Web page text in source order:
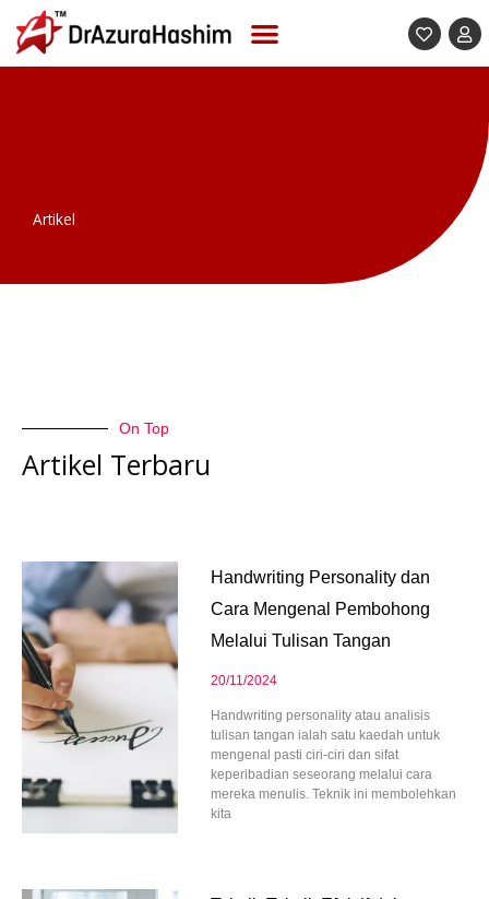
content
Artikel
On Top
Artikel Terbaru
Handwriting Personality dan
Cara Mengenal Pembohong
Melalui Tulisan Tangan
20/11/2024
Handwriting personality atau analisis
tulisan tangan ialah satu kaedah untuk
mengenal pasti ciri-ciri dan sifat
keperibadian seseorang melalui cara
mereka menulis. Teknik ini membolehkan
kita